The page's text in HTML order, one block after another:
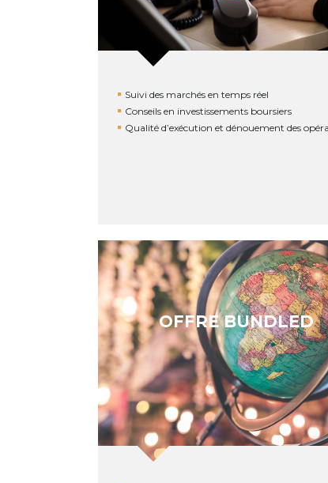
Suivi des marchés en temps réel
Conseils en investissements boursiers
Qualité d’exécution et dénouement des
OFFRE BUNDLED